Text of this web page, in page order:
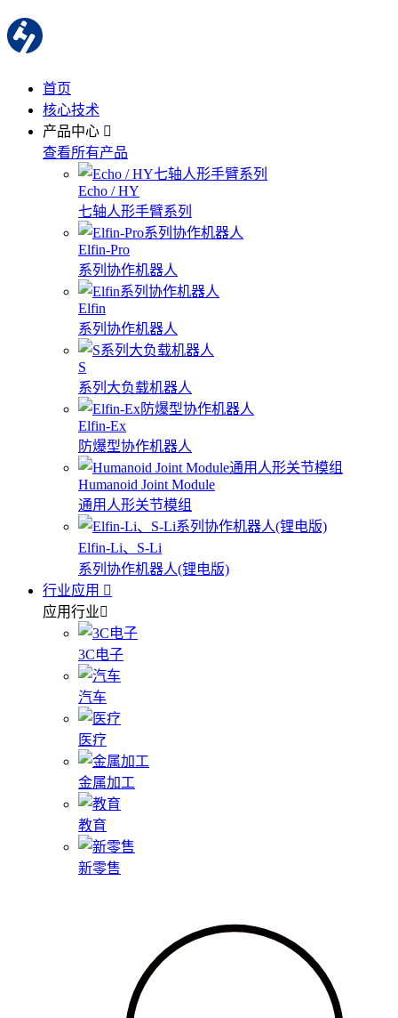
首页
核心技术
产品中心
查看所有产品
Echo / HY
七轴人形手臂系列
Elfin-Pro
系列协作机器人
Elfin
系列协作机器人
S
系列大负载机器人
Elfin-Ex
防爆型协作机器人
Humanoid Joint Module
通用人形关节模组
Elfin-Li、S-Li
系列协作机器人(锂电版)
行业应用
应用行业
3C电子
汽车
医疗
金属加工
教育
新零售